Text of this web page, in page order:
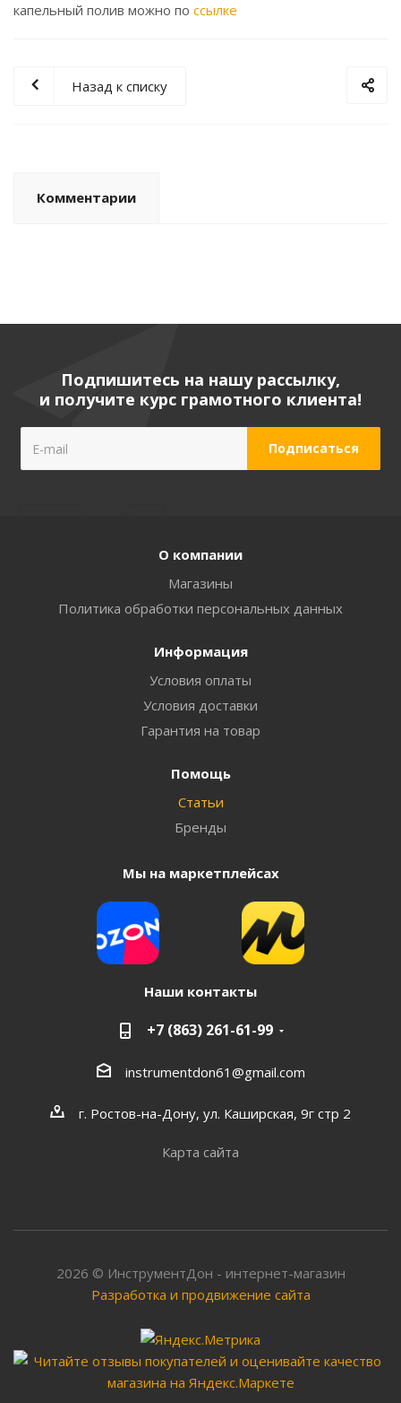
капельный полив можно по ссылке
Назад к списку
Комментарии
Подпишитесь на нашу рассылку,
и получите курс грамотного клиента!
О компании
Магазины
Политика обработки персональных данных
Информация
Условия оплаты
Условия доставки
Гарантия на товар
Помощь
Статьи
Бренды
Мы на маркетплейсах
Наши контакты
+7 (863) 261-61-99
instrumentdon61@gmail.com
г. Ростов-на-Дону, ул. Каширская, 9г стр 2
Карта сайта
2026 © ИнструментДон - интернет-магазин
Разработка и продвижение сайта